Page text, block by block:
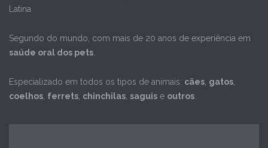
Latina.
Segundo do mundo, com mais de 20 anos de experiência em
saúde oral dos pets
Especializado em todos os tipos de animais: cães gatos
coelhos ferrets chinchilas saguis e outros